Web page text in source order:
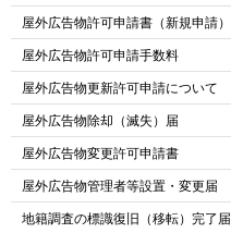
屋外広告物許可申請書（新規申請）
屋外広告物許可申請手数料
屋外広告物更新許可申請について
屋外広告物除却（滅失）届
屋外広告物変更許可申請書
屋外広告物管理者等設置・変更届
地籍調査の標識復旧（移転）完了届